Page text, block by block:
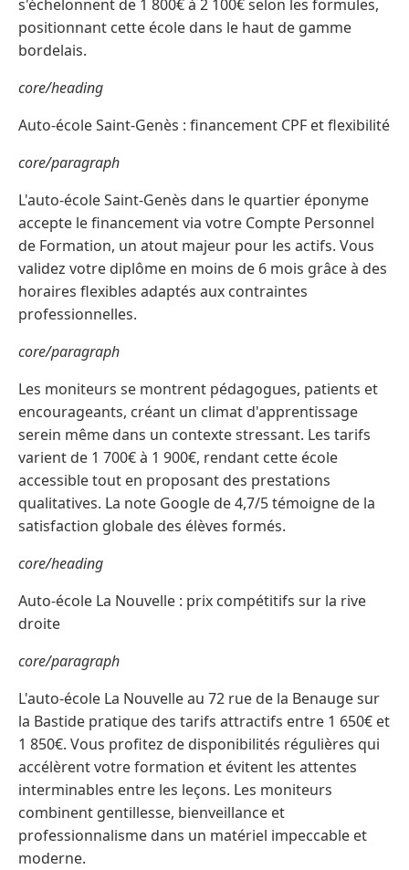
s'échelonnent de 1 800€ à 2 100€ selon les formules,
positionnant cette école dans le haut de gamme
bordelais.
core/heading
Auto-école Saint-Genès : financement CPF et flexibilité
core/paragraph
L'auto-école Saint-Genès dans le quartier éponyme
accepte le financement via votre Compte Personnel
de Formation, un atout majeur pour les actifs. Vous
validez votre diplôme en moins de 6 mois grâce à des
horaires flexibles adaptés aux contraintes
professionnelles.
core/paragraph
Les moniteurs se montrent pédagogues, patients et
encourageants, créant un climat d'apprentissage
serein même dans un contexte stressant. Les tarifs
varient de 1 700€ à 1 900€, rendant cette école
accessible tout en proposant des prestations
qualitatives. La note Google de 4,7/5 témoigne de la
satisfaction globale des élèves formés.
core/heading
Auto-école La Nouvelle : prix compétitifs sur la rive
droite
core/paragraph
L'auto-école La Nouvelle au 72 rue de la Benauge sur
la Bastide pratique des tarifs attractifs entre 1 650€ et
1 850€. Vous profitez de disponibilités régulières qui
accélèrent votre formation et évitent les attentes
interminables entre les leçons. Les moniteurs
combinent gentillesse, bienveillance et
professionnalisme dans un matériel impeccable et
moderne.